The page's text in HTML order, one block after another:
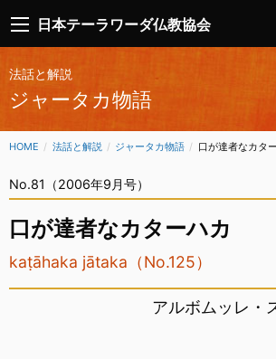
日本テーラワーダ仏教協会
法話と解説
ジャータカ物語
HOME 法話と解説 ジャータカ物語 CURRENT:
口が達者なカタ
No.81（2006年9月号）
口が達者なカターハカ
kaṭāhaka jātaka（No.125）
アルボムッレ・